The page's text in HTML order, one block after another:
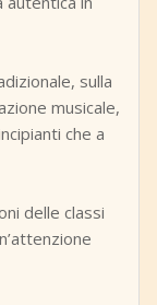
sulla
musicale,
che a
delle classi